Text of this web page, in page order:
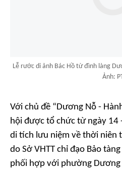
Lễ rước di ảnh Bác Hồ từ đình làng
Ảnh:
Với chủ đề “Dương Nỗ -
hội được tổ chức từ ngày 14
di tích lưu niệm về thời niên
do Sở VHTT chỉ đạo Bảo
phối hợp với phường Dương